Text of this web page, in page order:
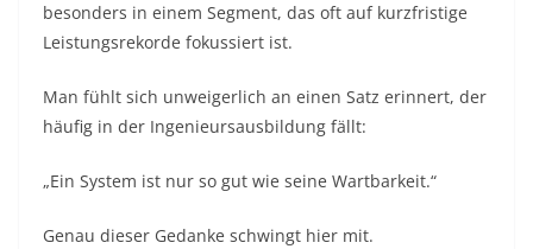
besonders in einem Segment, das oft auf kurzfristige
Leistungsrekorde fokussiert ist.
Man fühlt sich unweigerlich an einen Satz erinnert, der
häufig in der Ingenieursausbildung fällt:
„Ein System ist nur so gut wie seine Wartbarkeit.“
Genau dieser Gedanke schwingt hier mit.